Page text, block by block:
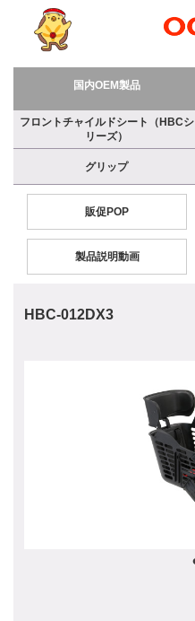
国内OEM製品
フロントチャイルドシート（HBCシ
リーズ）
グリップ
販促POP
製品説明動画
HBC-012DX3